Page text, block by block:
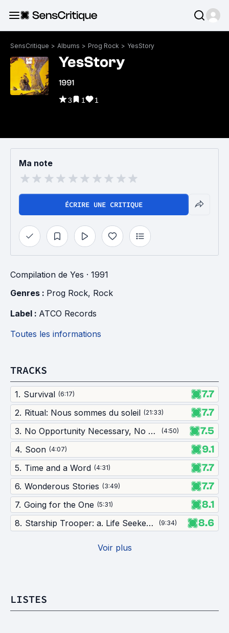
SensCritique > Albums > Prog Rock > YesStory
YesStory
1991
3 1 1
Ma note
ÉCRIRE UNE CRITIQUE
Compilation de Yes · 1991
Genres : Prog Rock, Rock
Label : ATCO Records
Toutes les informations
TRACKS
1. Survival (6:17) 7.7
2. Ritual: Nous sommes du soleil (21:33) 7.7
3. No Opportunity Necessary, No Experience Needed (4:50) 7.5
4. Soon (4:07) 9.1
5. Time and a Word (4:31) 7.7
6. Wonderous Stories (3:49) 7.7
7. Going for the One (5:31) 8.1
8. Starship Trooper: a. Life Seeker b. Disillusion c. Würm (9:34) 8.6
Voir plus
LISTES